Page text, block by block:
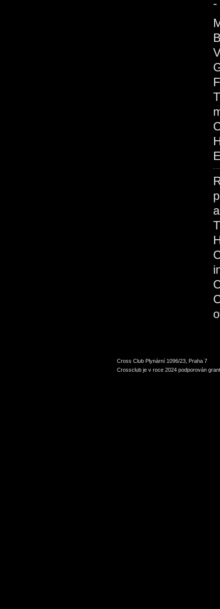
-
Cross Club Plynární 1096/23, Praha 7
Crossclub je v roce 2024 podporován